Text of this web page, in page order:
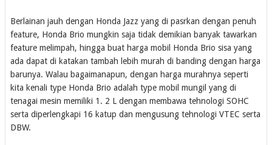
Berlainan jauh dengan Honda Jazz yang di pasrkan dengan penuh
feature, Honda Brio mungkin saja tidak demikian banyak tawarkan
feature melimpah, hingga buat harga mobil Honda Brio sisa yang
ada dapat di katakan tambah lebih murah di banding dengan harga
barunya. Walau bagaimanapun, dengan harga murahnya seperti
kita kenali type Honda Brio adalah type mobil mungil yang di
tenagai mesin memiliki 1. 2 L dengan membawa tehnologi SOHC
serta diperlengkapi 16 katup dan mengusung tehnologi VTEC serta
DBW.